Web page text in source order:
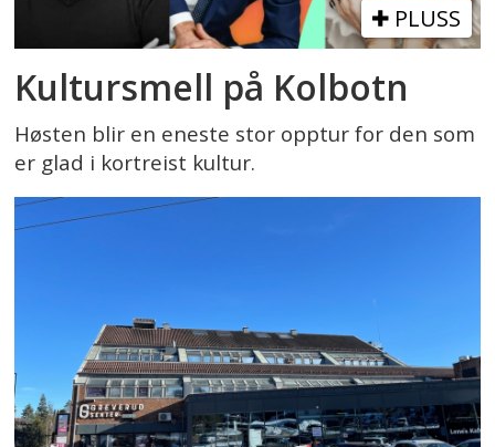
PLUSS
Kultursmell på Kolbotn
Høsten blir en eneste stor opptur for den som
er glad i kortreist kultur.